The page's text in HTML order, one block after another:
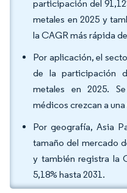
participación del
metales en 2025 y
la CAGR más rápida
Por aplicación, el
de la participación
metales en 2025.
médicos crezcan a
Por geografía, Asia
tamaño del mercado
y también registra la
5,18% hasta 2031.